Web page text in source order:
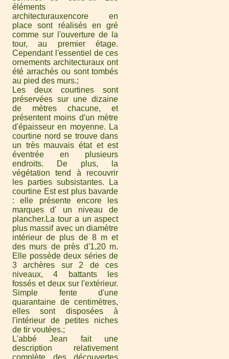
éléments
architecturauxencore en
place sont réalisés en gré
comme sur l'ouverture de la
tour, au premier étage.
Cependant l'essentiel de ces
ornements architecturaux ont
été arrachés ou sont tombés
au pied des murs.
Les deux courtines sont
préservées sur une dizaine
de mètres chacune, et
présentent moins d'un mètre
d'épaisseur en moyenne. La
courtine nord se trouve dans
un très mauvais état et est
éventrée en plusieurs
endroits. De plus, la
végétation tend à recouvrir
les parties subsistantes. La
courtine Est est plus bavarde
: elle présente encore les
marques d' un niveau de
plancher.La tour a un aspect
plus massif avec un diamètre
intérieur de plus de 8 m et
des murs de près d'1,20 m.
Elle possède deux séries de
3 archères sur 2 de ces
niveaux, 4 battants les
fossés et deux sur l'extérieur.
Simple fente d'une
quarantaine de centimètres,
elles sont disposées à
l'intérieur de petites niches
de tir voutées.
L'abbé Jean fait une
description relativement
complète des découvertes